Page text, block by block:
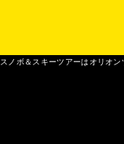
スノボ＆スキーツアーはオリオン